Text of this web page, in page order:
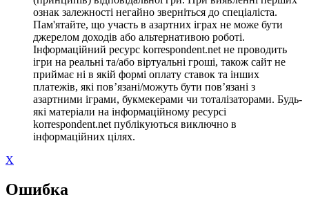
ознак залежності негайно зверніться до спеціаліста.
Пам'ятайте, що участь в азартних іграх не може бути
джерелом доходів або альтернативою роботі.
Інформаційний ресурс korrespondent.net не проводить
ігри на реальні та/або віртуальні гроші, також сайт не
приймає ні в якій формі оплату ставок та інших
платежів, які пов’язані/можуть бути пов’язані з
азартними іграми, букмекерами чи тоталізаторами. Будь-
які матеріали на інформаційному ресурсі
korrespondent.net публікуються виключно в
інформаційних цілях.
X
Ошибка